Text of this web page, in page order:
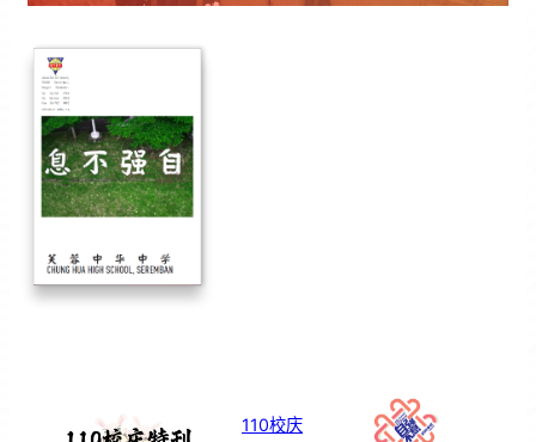
110校庆